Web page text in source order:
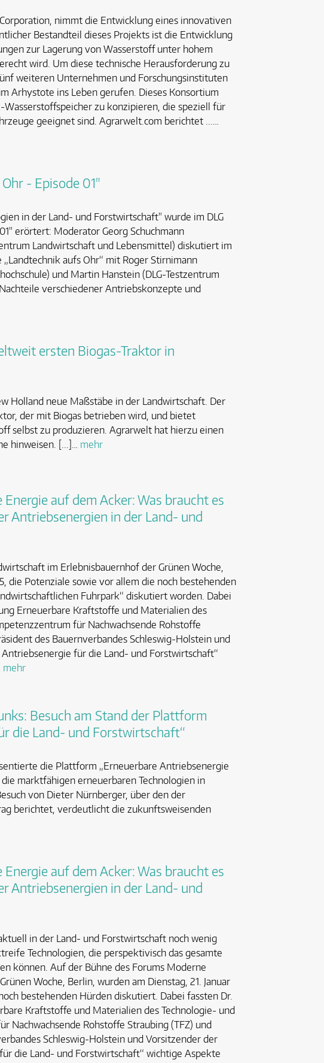
nimmt die Entwicklung eines innovativen
Bestandteil dieses Projekts ist die Entwicklung
zur Lagerung von Wasserstoff unter hohem
wird. Um diese technische Herausforderung zu
weiteren Unternehmen und Forschungsinstituten
Arhystote ins Leben gerufen. Dieses Konsortium
zu konzipieren, die speziell für
geeignet sind. Agrarwelt.com berichtet ...…
- Episode 01"
in der Land- und Forstwirtschaft" wurde im DLG
erörtert: Moderator Georg Schuchmann
Landwirtschaft und Lebensmittel) diskutiert im
aufs Ohr“ mit Roger Stirnimann
und Martin Hanstein (DLG-Testzentrum
verschiedener Antriebskonzepte und
ersten Biogas-Traktor in
Holland neue Maßstäbe in der Landwirtschaft. Der
der mit Biogas betrieben wird, und bietet
selbst zu produzieren. Agrarwelt hat hierzu einen
hinweisen. [...]… mehr
auf dem Acker: Was braucht es
Antriebsenergien in der Land- und
im Erlebnisbauernhof der Grünen Woche,
die Potenziale sowie vor allem die noch bestehenden
Fuhrpark“ diskutiert worden. Dabei
Erneuerbare Kraftstoffe und Materialien des
für Nachwachsende Rohstoffe
des Bauernverbandes Schleswig-Holstein und
für die Land- und Forstwirtschaft“
mehr
Besuch am Stand der Plattform
die Land- und Forstwirtschaft“
die Plattform „Erneuerbare Antriebsenergie
marktfähigen erneuerbaren Technologien in
von Dieter Nürnberger, über den der
berichtet, verdeutlicht die zukunftsweisenden
auf dem Acker: Was braucht es
Antriebsenergien in der Land- und
in der Land- und Forstwirtschaft noch wenig
Technologien, die perspektivisch das gesamte
können. Auf der Bühne des Forums Moderne
Woche, Berlin, wurden am Dienstag, 21. Januar
bestehenden Hürden diskutiert. Dabei fassten Dr.
Kraftstoffe und Materialien des Technologie- und
Nachwachsende Rohstoffe Straubing (TFZ) und
Schleswig-Holstein und Vorsitzender der
die Land- und Forstwirtschaft“ wichtige Aspekte